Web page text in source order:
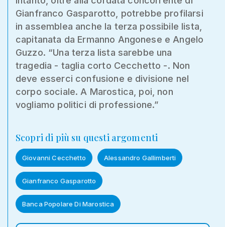
Gianfranco Gasparotto, potrebbe profilarsi
in assemblea anche la terza possibile lista,
capitanata da Ermanno Angonese e Angelo
Guzzo. “Una terza lista sarebbe una
tragedia - taglia corto Cecchetto -. Non
deve esserci confusione e divisione nel
corpo sociale. A Marostica, poi, non
vogliamo politici di professione.”
Scopri di più su questi argomenti
Giovanni Cecchetto Alessandro Gallimberti
Gianfranco Gasparotto
Banca Popolare Di Marostica